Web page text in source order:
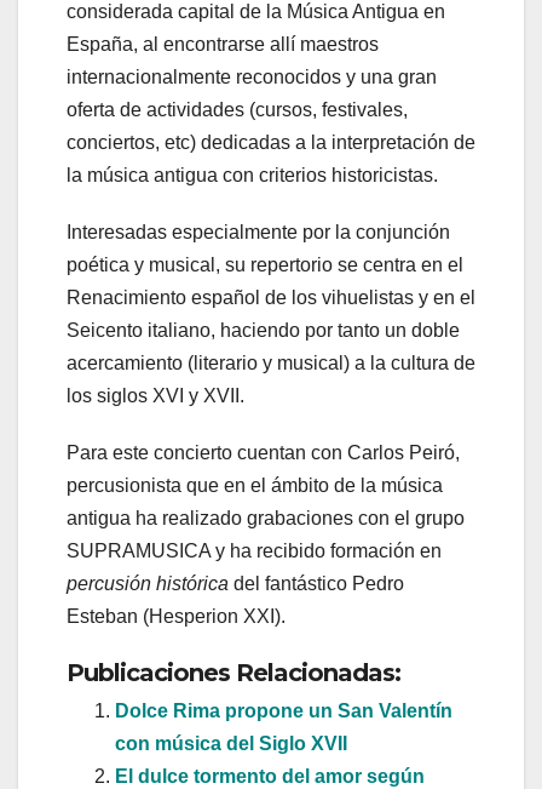
considerada capital de la Música Antigua en
España, al encontrarse allí maestros
internacionalmente reconocidos y una gran
oferta de actividades (cursos, festivales,
conciertos, etc) dedicadas a la interpretación de
la música antigua con criterios historicistas.
Interesadas especialmente por la conjunción
poética y musical, su repertorio se centra en el
Renacimiento español de los vihuelistas y en el
Seicento italiano, haciendo por tanto un doble
acercamiento (literario y musical) a la cultura de
los siglos XVI y XVII.
Para este concierto cuentan con Carlos Peiró,
percusionista que en el ámbito de la música
antigua ha realizado grabaciones con el grupo
SUPRAMUSICA y ha recibido formación en
percusión histórica del fantástico Pedro
Esteban (Hesperion XXI).
Publicaciones Relacionadas:
Dolce Rima propone un San Valentín
con música del Siglo XVII
El dulce tormento del amor según